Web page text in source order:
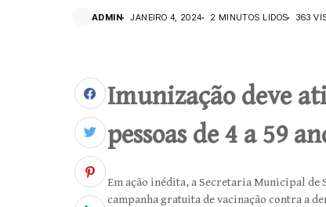
ADMIN JANEIRO 4, 2024 2 MINUTOS LIDOS 363
Imunização deve
pessoas de 4 a 59
Em ação inédita, a Secretaria Municipal de
campanha gratuita de vacinação contra a